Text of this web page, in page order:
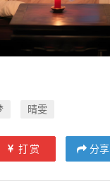
晴雯
打赏 分享